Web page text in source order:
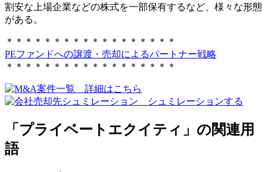
割安な上場企業などの株式を一部保有するなど、様々な形態
がある。
＊＊＊＊＊＊＊＊＊＊＊＊＊＊＊＊＊＊
PEファンドへの譲渡・売却によるパートナー戦略
＊＊＊＊＊＊＊＊＊＊＊＊＊＊＊＊＊＊
「プライベートエクイティ」の関連用
語